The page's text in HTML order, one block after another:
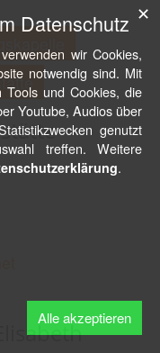
Datenschutz
wir Cookies,
notwendig sind. Mit
Tools und Cookies, die
Youtube, Audios über
genutzt
treffen. Weitere
.
Alle akzeptieren
✕